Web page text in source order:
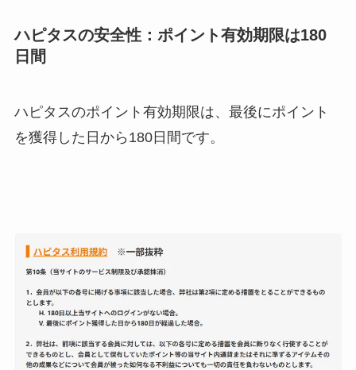
ハピタスの安全性：ポイント有効期限は180
日間
ハピタスのポイント有効期限は、最後にポイント
を獲得した日から180日間です。